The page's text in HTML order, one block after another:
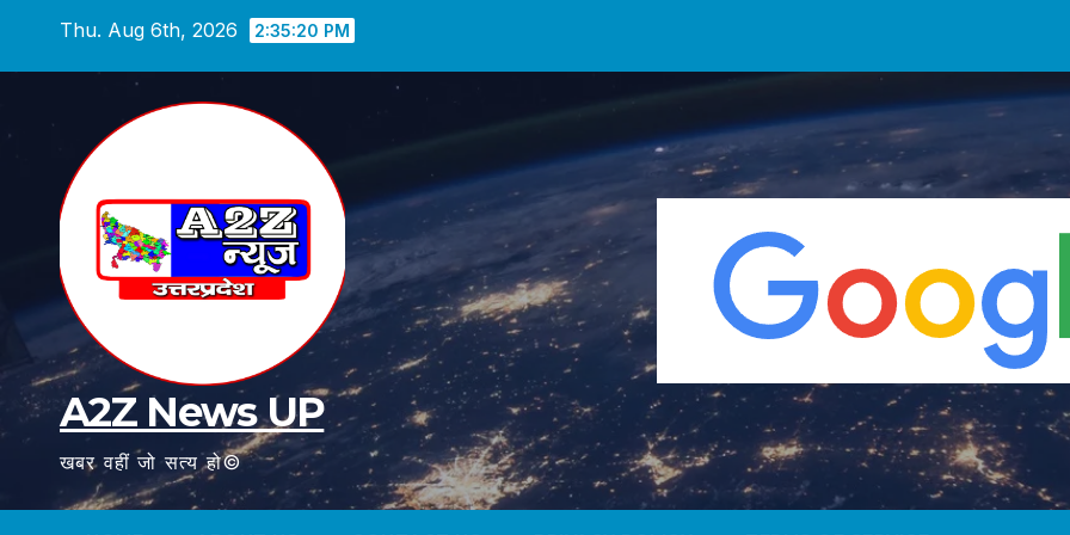
Thu. Aug 6th, 2026 2:35:21 PM
A2Z News UP
खबर वहीं जो सत्य हो©